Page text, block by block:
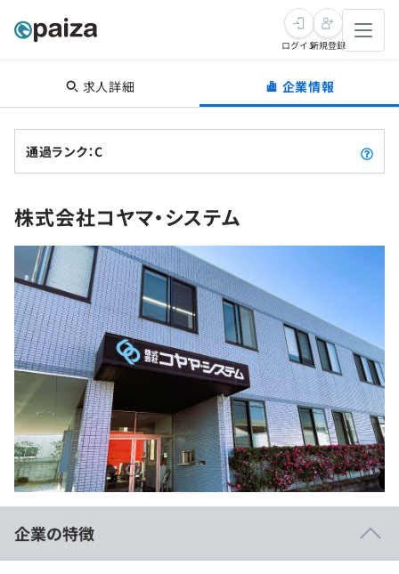
転職・キャリア
転職成功ガイド
転職エージェント
インタビュー
転職成功ガイド
新卒就活
求人検索
本選考
インターン
新卒エージェント
イベント・セミナー
インタビュー
学習
講座一覧
問題集
4択課題
リファレンス
プラン
個人向けプラン
スキルチェック
プログラミング言語
SQL
評価結果一覧
再チャレンジ結果一覧
ゲーム・マンガ
メディア
Tech Team Journal
paiza times
note
ログイン新規登録
求人詳細 企業情報
通過ランク：C
株式会社コヤマ・システム
企業の特徴